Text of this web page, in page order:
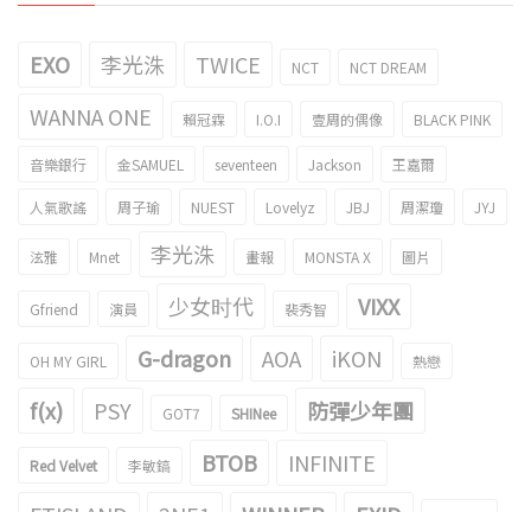
EXO 李光洙 TWICE NCT NCT DREAM
WANNA ONE 賴冠霖 I.O.I 壹周的偶像 BLACK PINK
音樂銀行 金SAMUEL seventeen Jackson 王嘉爾
人氣歌謠 周子瑜 NUEST Lovelyz JBJ 周潔瓊 JYJ
泫雅 Mnet 李光洙 畫報 MONSTA X 圖片
Gfriend 演員 少女时代 裴秀智 VIXX
OH MY GIRL G-dragon AOA iKON 熱戀
f(x) PSY GOT7 SHINee 防彈少年團
Red Velvet 李敏鎬 BTOB
INFINITE